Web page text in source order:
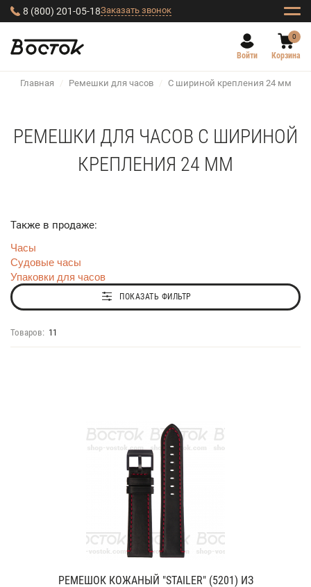
8 (800) 201-05-18Заказать звонок
Войти
0
Корзина
Главная / Ремешки для часов / С шириной крепления 24 мм
РЕМЕШКИ ДЛЯ ЧАСОВ С ШИРИНОЙ
КРЕПЛЕНИЯ 24 ММ
Также в продаже:
Часы
Судовые часы
Упаковки для часов
ПОКАЗАТЬ ФИЛЬТР
Товаров: 11
РЕМЕШОК КОЖАНЫЙ "STAILER" (5201) ИЗ